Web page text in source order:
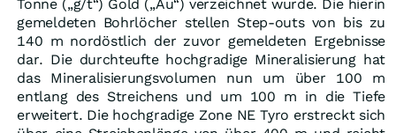
Tonne („g/t“) Gold („Au“) verzeichnet wurde. Die hierin
gemeldeten Bohrlöcher stellen Step-outs von bis zu
140 m nordöstlich der zuvor gemeldeten Ergebnisse
dar. Die durchteufte hochgradige Mineralisierung hat
das Mineralisierungsvolumen nun um über 100 m
entlang des Streichens und um 100 m in die Tiefe
erweitert. Die hochgradige Zone NE Tyro erstreckt sich